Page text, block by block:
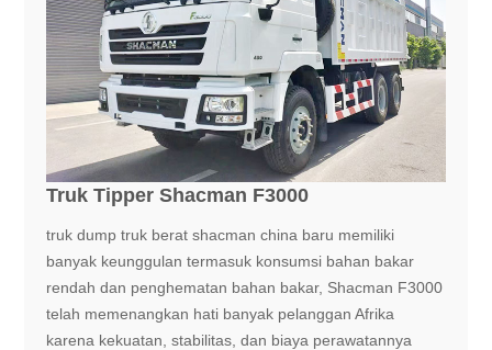
Truk Tipper Shacman F3000
truk dump truk berat shacman china baru memiliki
banyak keunggulan termasuk konsumsi bahan bakar
rendah dan penghematan bahan bakar, Shacman F3000
telah memenangkan hati banyak pelanggan Afrika
karena kekuatan, stabilitas, dan biaya perawatannya